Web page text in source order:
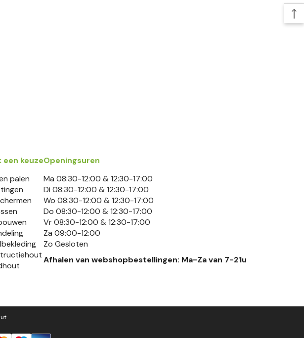
een keuze
palen
Openingsuren
Ma 08:30-12:00 & 12:30-17:00
Di 08:30-12:00 & 12:30-17:00
Wo 08:30-12:00 & 12:30-17:00
Do 08:30-12:00 & 12:30-17:00
Vr 08:30-12:00 & 12:30-17:00
Za 09:00-12:00
Zo Gesloten
Afhalen van webshopbestellingen: Ma-Za van 7-21u